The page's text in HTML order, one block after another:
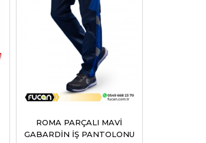
ROMA PARÇALI MAVİ
GABARDİN İŞ PANTOLONU